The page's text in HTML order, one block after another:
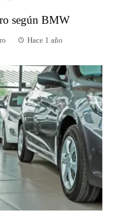
según BMW
Hace 1 año